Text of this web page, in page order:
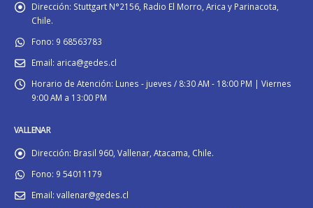
Dirección: Stuttgart N°2156, Radio El Morro, Arica y Parinacota,
Chile.
Fono: 9 68563783
Email: arica@gedes.cl
Horario de Atención: Lunes - jueves / 8:30 AM - 18:00 PM | Viernes
9:00 AM a 13:00 PM
VALLENAR
Dirección: Brasil 960, Vallenar, Atacama, Chile.
Fono: 9 54011179
Email: vallenar@gedes.cl